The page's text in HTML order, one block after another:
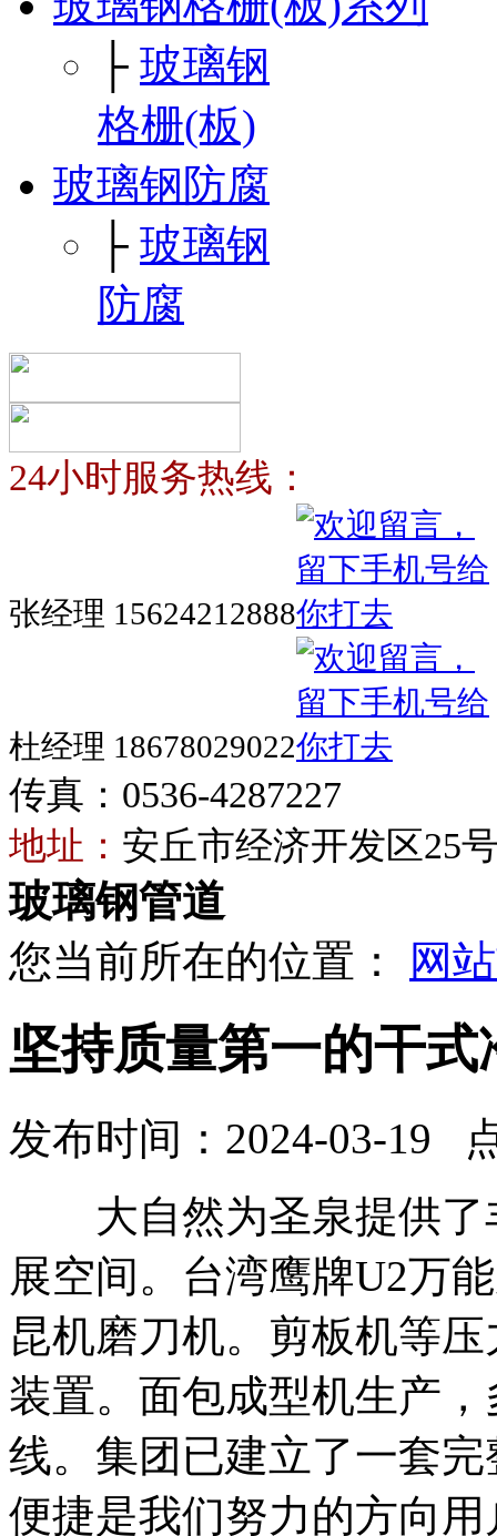
├ 玻璃钢
格栅(板)
玻璃钢防腐
├ 玻璃钢
防腐
24小时服务热线：
张经理 15624212888
杜经理 18678029022
传真：0536-4287227
地址： 安丘市经济开发区25
玻璃钢管道
您当前所在的位置：
网
坚持质量第一的干式
发布时间：2024-03-19
大自然为圣泉提供了
展空间。台湾鹰牌U2万
昆机磨刀机。剪板机等
装置。面包成型机生产
线。集团已建立了一套
便捷是我们努力的方向